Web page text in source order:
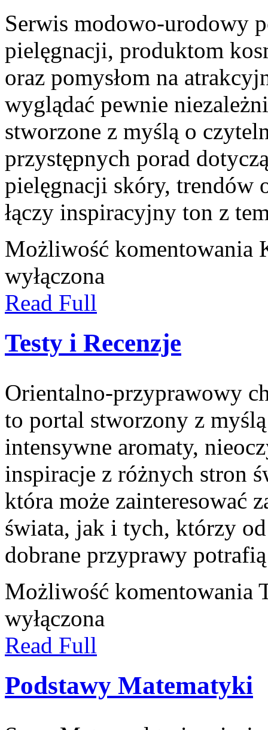
Serwis modowo-urodowy
pielęgnacji, produktom
oraz pomysłom na
wyglądać pewnie
stworzone z myślą o
przystępnych porad
pielęgnacji skóry, trendów
łączy inspiracyjny ton z
Możliwość komentowania
wyłączona
Read Full
Testy i Recenzje
Orientalno-przyprawowy
to portal stworzony z
intensywne aromaty,
inspiracje z różnych stron
która może zainteresować
świata, jak i tych, którzy
dobrane przyprawy
Możliwość komentowania
wyłączona
Read Full
Podstawy Matematyki